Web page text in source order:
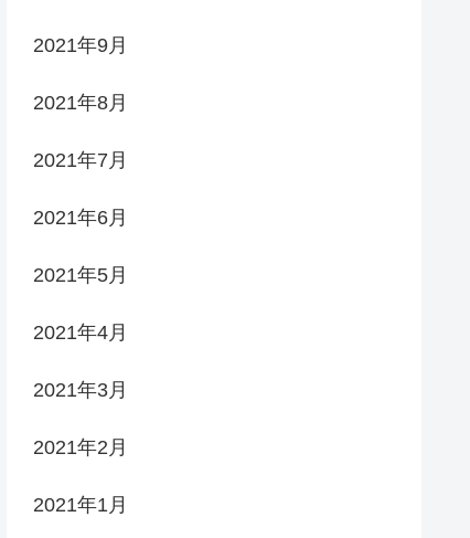
2021年9月
2021年8月
2021年7月
2021年6月
2021年5月
2021年4月
2021年3月
2021年2月
2021年1月